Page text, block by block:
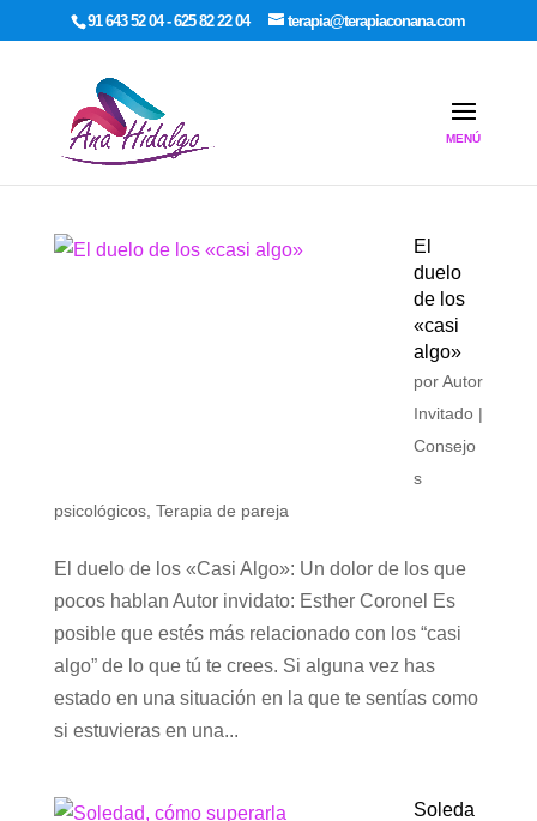
google-site-verification: google7dcda757e565a307.html
91 643 52 04 - 625 82 22 04 terapia@terapiaconana.com
El
duelo
de los
«casi
algo»
porAutor
Invitado|
Consejo
s
psicológicos, Terapia de pareja
El duelo de los «Casi Algo»: Un dolor de los que
pocos hablan Autor invidato: Esther Coronel Es
posible que estés más relacionado con los “casi
algo” de lo que tú te crees. Si alguna vez has
estado en una situación en la que te sentías como
si estuvieras en una...
Soleda